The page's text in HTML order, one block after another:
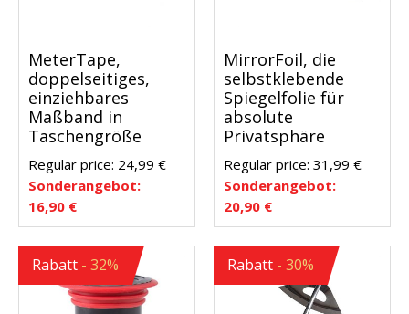
MeterTape,
doppelseitiges,
einziehbares
Maßband in
Taschengröße
Regular price: 24,99 €
Sonderangebot:
16,90 €
MirrorFoil, die
selbstklebende
Spiegelfolie für
absolute
Privatsphäre
Regular price: 31,99 €
Sonderangebot:
20,90 €
Rabatt - 32% Rabatt - 30%